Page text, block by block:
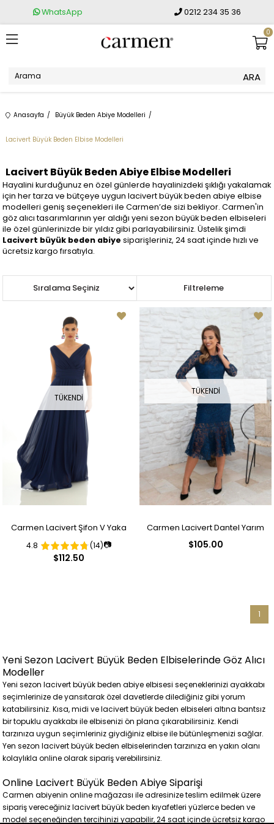
WhatsApp 0212 234 35 36
0
Anasayfa Büyük Beden Abiye Modelleri
Lacivert Büyük Beden Elbise Modelleri
Lacivert Büyük Beden Abiye Elbise Modelleri
Hayalini kurduğunuz en özel günlerde hayalinizdeki şıklığı yakalamak
için her tarza ve bütçeye uygun lacivert büyük beden abiye elbise
modelleri geniş seçenekleri ile Carmen’de sizi bekliyor. Carmen'in
göz alıcı tasarımlarının yer aldığı yeni sezon büyük beden elbiseleri
ile özel günlerinizde bir yıldız gibi parlayabilirsiniz. Üstelik şimdi
Lacivert büyük beden abiye siparişleriniz, 24 saat içinde hızlı ve
ücretsiz kargo fırsatıyla.
Filtreleme
Sıralama
TÜKENDI
Carmen Lacivert Şifon V Yaka
Uzun Abiye Elbise
4.8 (14)📷
$112.50
TÜKENDI
Carmen Lacivert Dantel Yarım
$105.00
1
Yeni Sezon Lacivert Büyük Beden Elbiselerinde Göz Alıcı
Modeller
Yeni sezon lacivert büyük beden abiye elbisesi seçeneklerinizi ayakkabı
seçimlerinize de yansıtarak özel davetlerde dilediğiniz gibi yorum
katabilirsiniz. Kısa, midi ve lacivert büyük beden elbiseleri altına bantsız
bir topuklu ayakkabı ile elbisenizi ön plana çıkarabilirsiniz. Kendi
tarzınıza uygun seçimleriniz giydiğiniz elbise ile bütünleşmenizi sağlar.
Yen sezon lacivert büyük beden elbiselerinden tarzınıza en yakın olanı
kolaylıkla online olarak sipariş verebilirsiniz.
Online Lacivert Büyük Beden Abiye Siparişi
Carmen abiyenin online mağazası ile adresinize teslim edilmek üzere
sipariş vereceğiniz lacivert büyük beden kıyafetleri yüzlerce beden ve
model seçeneğinden tercihinizi yapabilir, 24 saat içinde ücretsiz kargo